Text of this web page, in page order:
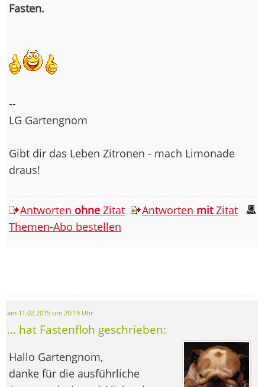
Fasten.
--
LG Gartengnom
Gibt dir das Leben Zitronen - mach Limonade
draus!
Antworten ohne Zitat Antworten mitZitat
Themen-Abo bestellen
am 11.02.2015 um 20:19 Uhr
... hat Fastenfloh geschrieben:
Hallo Gartengnom,
danke für die ausführliche